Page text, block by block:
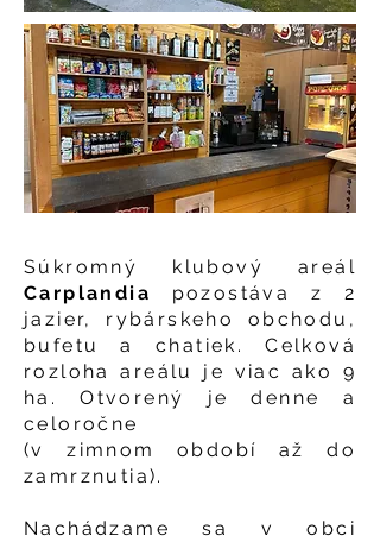
Súkromný klubový areál
Carplandia
pozostáva z 2
jazier, rybárskeho obchodu,
bufetu a chatiek. Celková
rozloha areálu je viac ako 9
ha. Otvorený je denne a
celoročne
(v zimnom období až do
zamrznutia).
Nachádzame sa v obci